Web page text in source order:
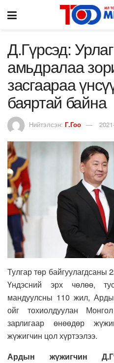
Д.Гүрсэд:
амьдралаа
засгаараа
баяртай байна
Нийтэлсэн: Г.Гоо
Тулгар төр
Үндэсний эрх чөлөө,
мандуулсны 110 жил,
ойг тохиолдуулан
зарлигаар өнөөдөр
жүжигчин цол хүртээлээ.
Ардын жүжигчин